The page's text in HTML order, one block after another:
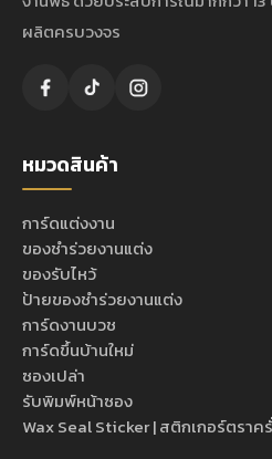
ผลิตครบวงจร
หมวดสินค้า
การ์ดแต่งงาน
ของชำร่วยงานแต่ง
ของรับไหว้
ป้ายของชำร่วยงานแต่ง
การ์ดงานบวช
การ์ดขึ้นบ้านใหม่
ซองเปล่า
รับพิมพ์หน้าซอง
Wax Seal Sticker | สติกเกอร์ตรา